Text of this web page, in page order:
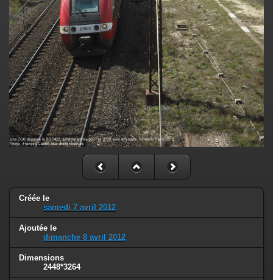
Créée le
samedi 7 avril 2012
Ajoutée le
dimanche 8 avril 2012
Dimensions
2448*3264